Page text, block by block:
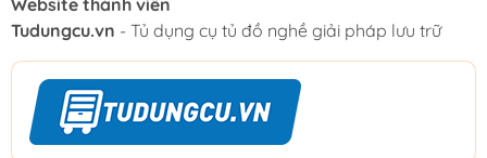
Website thành viên
Tudungcu.vn - Tủ dụng cụ tủ đồ nghề giải pháp lưu trữ